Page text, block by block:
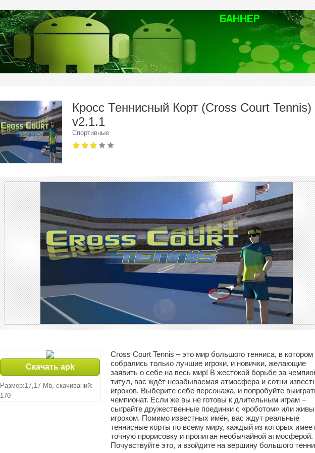
Кросс Теннисный Корт (Cross Court Tennis)
v2.1.1
Спортивные
Скачать apk
Размер:17,17 Mb, cкачиваний:
170
Cross Court Tennis – это мир большого тенниса, в котором
собрались только лучшие игроки, и новички, желающие
заявить о себе на весь мир! В жестокой борьбе за
титул, вас ждёт незабываемая атмосфера и сотни
игроков. Выберите себе персонажа, и попробуйте
чемпионат. Если же вы не готовы к длительным играм –
сыграйте дружественные поединки с «роботом» или
игроком. Помимо известных имён, вас ждут реальные
теннисные корты по всему миру, каждый из которых
точную прорисовку и пропитан необычайной атмосферой.
Почувствуйте это, и взойдите на вершину большого